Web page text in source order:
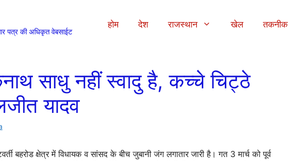
पत्र की अधिकृत वेबसाईट
होम देश राजस्थान खेल तकनीक
साधु नहीं स्वादु है, कच्चे चिट्ठे
यादव
बहरोड क्षेत्र में विधायक व सांसद के बीच जुबानी जंग लगातार जारी है। गत 3 मार्च को पूर्व